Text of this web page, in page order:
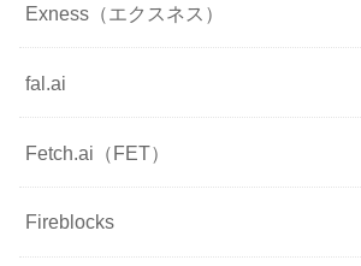
Exness（エクスネス）
fal.ai
Fetch.ai（FET）
Fireblocks